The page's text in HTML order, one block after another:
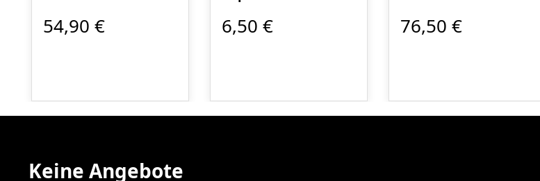
54,90 € 6,50 € 76,50 €
Keine Angebote